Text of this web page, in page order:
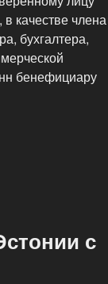
качестве члена
бухгалтера,
бенефициару
с